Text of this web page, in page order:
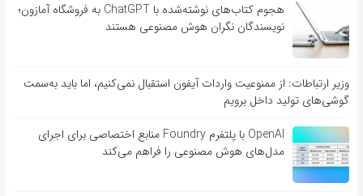
هجوم کتاب‌های نوشته‌شده با ChatGPT به فروشگاه آمازون؛
نویسندگان نگران هوش مصنوعی هستند
وزیر ارتباطات: از ممنوعیت واردات آیفون استقبال نمی‌کنیم، اما باید به‌سمت
گوشی‌های تولید داخل برویم
OpenAI با پلتفرم Foundry منابع اختصاصی برای اجرای
مدل‌های هوش مصنوعی را فراهم می‌کند